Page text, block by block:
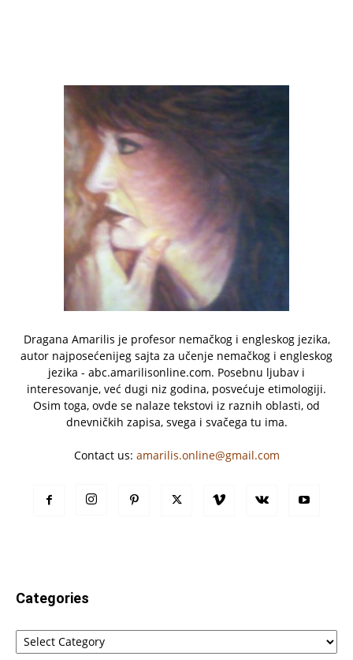
Dragana Amarilis je profesor nemačkog i engleskog jezika,
autor najposećenijeg sajta za učenje nemačkog i engleskog
jezika - abc.amarilisonline.com. Posebnu ljubav i
interesovanje, već dugi niz godina, posvećuje etimologiji.
Osim toga, ovde se nalaze tekstovi iz raznih oblasti, od
dnevničkih zapisa, svega i svačega tu ima.
Contact us: amarilis.online@gmail.com
Categories
Categories